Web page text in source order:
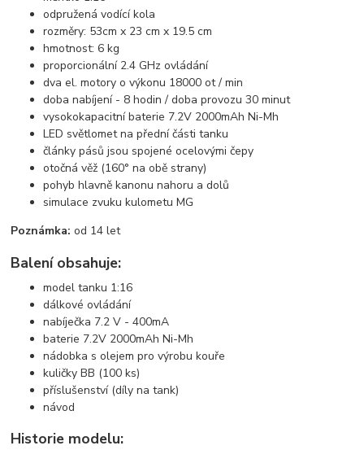
odpružená vodící kola
rozměry: 53cm x 23 cm x 19.5 cm
hmotnost: 6 kg
proporcionální 2.4 GHz ovládání
dva el. motory o výkonu 18000 ot / min
doba nabíjení - 8 hodin / doba provozu 30 minut
vysokokapacitní baterie 7.2V 2000mAh Ni-Mh
LED světlomet na přední části tanku
články pásů jsou spojené ocelovými čepy
otočná věž (160° na obě strany)
pohyb hlavně kanonu nahoru a dolů
simulace zvuku kulometu MG
Poznámka:od 14 let
Balení obsahuje:
model tanku 1:16
dálkové ovládání
nabíječka 7.2 V - 400mA
baterie 7.2V 2000mAh Ni-Mh
nádobka s olejem pro výrobu kouře
kuličky BB (100 ks)
příslušenství (díly na tank)
návod
Historie modelu: